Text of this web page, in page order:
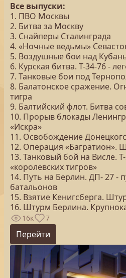
Все выпуски:
1. ПВО Москвы
2. Битва за Москву
3. Снайперы Сталинграда
4. «Ночные ведьмы»
5. Воздушные бои над
6. Курская битва. Т-34-76 -
7. Танковые бои под
8. Балатонское сражение.
тигра
9. Балтийский флот. Битва
10. Прорыв блокады
«Искра»
11. Освобождение
12. Операция «Багратион».
13. Танковый бой на Висле.
«королевских тигров»
14. Путь на Берлин. ДП- 27 -
батальонов
15. Взятие Кенигсберга.
16. Штурм Берлина.
16к 7
Перейти